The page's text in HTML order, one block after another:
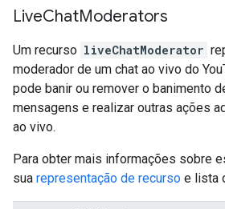
LiveChatModerators
Um recurso liveChatModerator
moderador de um chat ao vivo do
pode banir ou remover o banimento
mensagens e realizar outras ações
ao vivo.
Para obter mais informações sobre
sua representação de recurso e lista